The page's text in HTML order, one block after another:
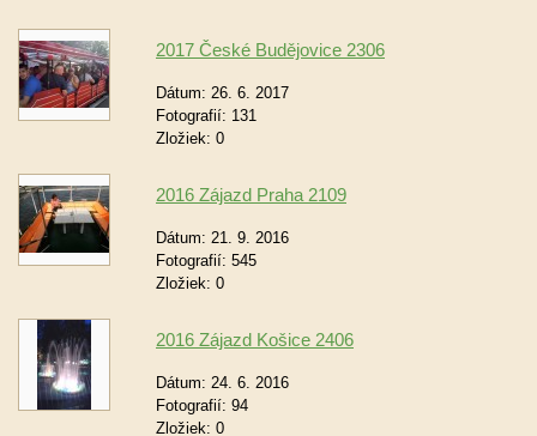
2017 České Budějovice 2306
Dátum: 26. 6. 2017
Fotografií: 131
Zložiek: 0
2016 Zájazd Praha 2109
Dátum: 21. 9. 2016
Fotografií: 545
Zložiek: 0
2016 Zájazd Košice 2406
Dátum: 24. 6. 2016
Fotografií: 94
Zložiek: 0